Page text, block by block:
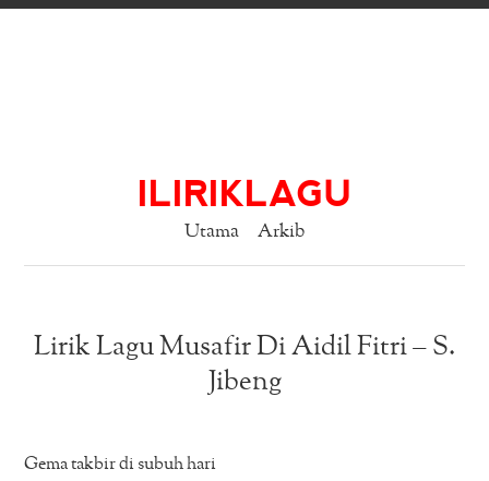
ILIRIKLAGU
Utama Arkib
Lirik Lagu Musafir Di Aidil Fitri – S.
Jibeng
Gema takbir di subuh hari